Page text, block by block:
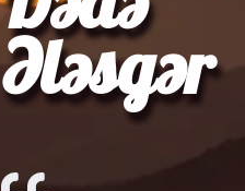
Ələsgər